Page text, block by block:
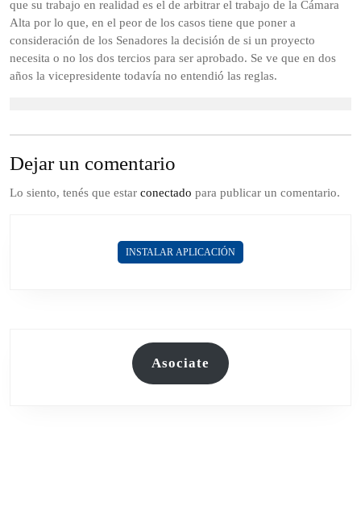
que su trabajo en realidad es el de arbitrar el trabajo de la Cámara
Alta por lo que, en el peor de los casos tiene que poner a
consideración de los Senadores la decisión de si un proyecto
necesita o no los dos tercios para ser aprobado. Se ve que en dos
años la vicepresidente todavía no entendió las reglas.
Dejar un comentario
Lo siento, tenés que estar conectado para publicar un comentario.
INSTALAR APLICACIÓN
Asociate